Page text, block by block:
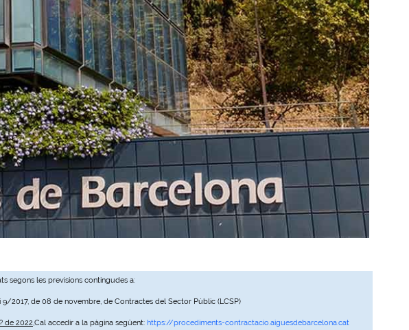
segons les previsions contingudes a:
2017, de 08 de novembre, de Contractes del Sector Públic (LCSP)
de 2022,Cal accedir a la pàgina següent: https://procediments-contractacio.aiguesdebarcelona.cat